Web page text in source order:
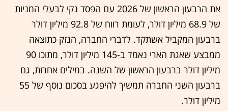
את הרבעון הראשון של 2026 עם הפסד נקי לבעלי המניות
של 68.9 מיליון דולר, לעומת רווח של 92.8 מיליון דולר
ברבעון המקביל אשתקד. לדברי החברה, הנזק כתוצאה
ממבצע שאגת הארי נאמד ב-145 מיליון דולר, מתוכו 90
מיליון דולר ברבעון הראשון של השנה. במילים אחרות, גם
ברבעון השני החברה תמשיך להיפגע בסכום נוסף של 55
מיליון דולר.